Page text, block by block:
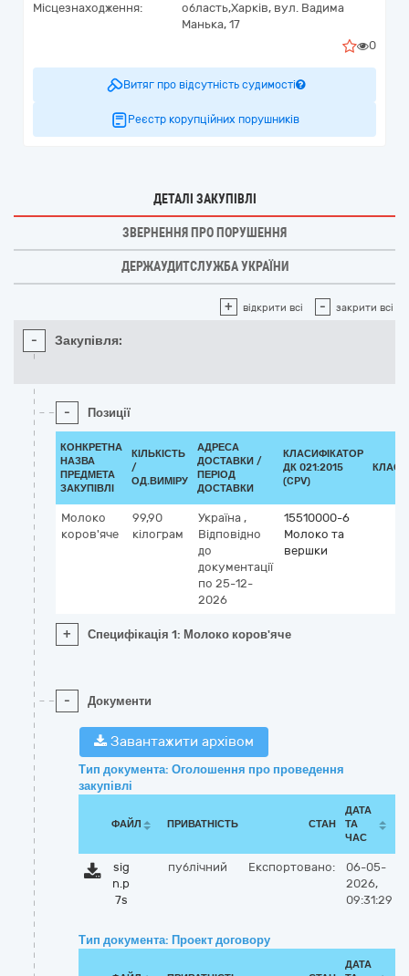
Місцезнаходження:
область,Харків, вул. Вадима
Манька, 17
0
Витяг про відсутність судимості
Реєстр корупційних порушників
ДЕТАЛІ ЗАКУПІВЛІ
ЗВЕРНЕННЯ ПРО ПОРУШЕННЯ
ДЕРЖАУДИТСЛУЖБА УКРАЇНИ
+ відкрити всі - закрити всі
- Закупівля:
- Позиції
КОНКРЕТНА
НАЗВА
ПРЕДМЕТА
ЗАКУПІВЛІ
КІЛЬКІСТЬ
/
ОД.ВИМІРУ
АДРЕСА
ДОСТАВКИ /
ПЕРІОД
ДОСТАВКИ
КЛАСИФІКАТОР
ДК 021:2015
(CPV)
Молоко
коров'яче
99,90
кілограм
Україна ,
Відповідно
до
документації
по 25-12-
2026
15510000-6
Молоко та
вершки
+ Специфікація 1: Молоко коров'яче
- Документи
Завантажити архівом
Тип документа: Оголошення про проведення
закупівлі
ФАЙЛ ПРИВАТНІСТЬ СТАН
ДАТА
ТА
ЧАС
sig
n.p
7s
публічний Експортовано:
06-05-
2026,
09:31:29
Тип документа: Проект договору
ДАТА